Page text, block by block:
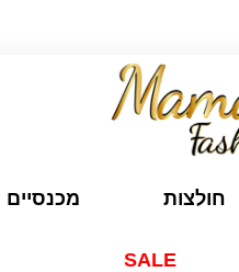
חולצות מכנסיים
SALE